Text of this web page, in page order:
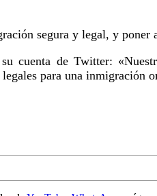
segura y legal, y poner
cuenta de Twitter:
para una